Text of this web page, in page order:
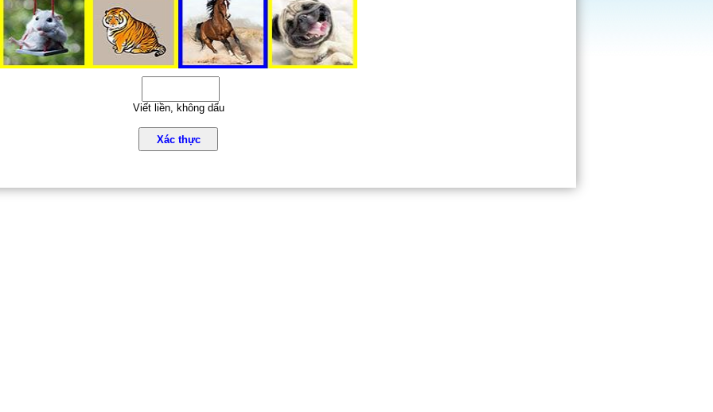
Viết liền, không dấu
Xác thực